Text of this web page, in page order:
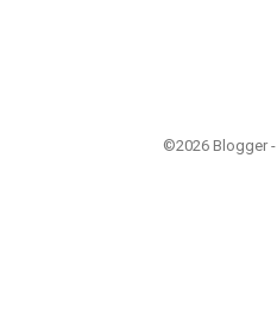
©2026 Blogger -